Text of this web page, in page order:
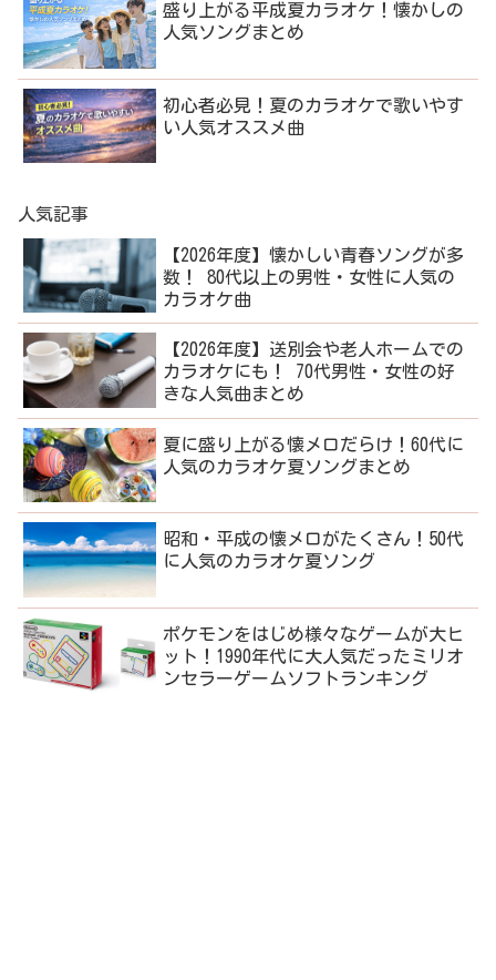
盛り上がる平成夏カラオケ！懐かしの
人気ソングまとめ
初心者必見！夏のカラオケで歌いやす
い人気オススメ曲
人気記事
【2026年度】懐かしい青春ソングが多
数！ 80代以上の男性・女性に人気の
カラオケ曲
【2026年度】送別会や老人ホームでの
カラオケにも！ 70代男性・女性の好
きな人気曲まとめ
夏に盛り上がる懐メロだらけ！60代に
人気のカラオケ夏ソングまとめ
昭和・平成の懐メロがたくさん！50代
に人気のカラオケ夏ソング
ポケモンをはじめ様々なゲームが大ヒ
ット！1990年代に大人気だったミリオ
ンセラーゲームソフトランキング